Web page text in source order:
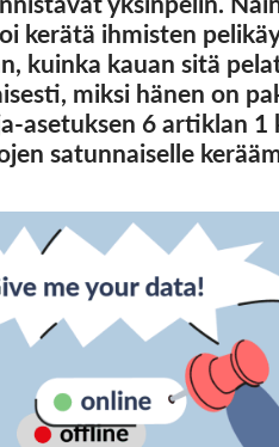
kerätä ihmisten
kuinka kauan sitä
miksi hänen on
asetuksen 6 artiklan
satunnaiselle